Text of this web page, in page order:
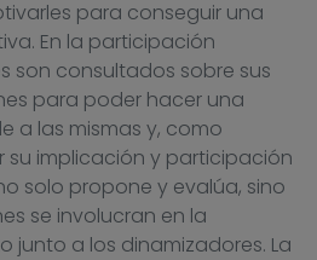
para conseguir una
En la participación
son consultados sobre sus
para poder hacer una
a las mismas y, como
su implicación y participación
solo propone y evalúa, sino
se involucran en la
junto a los dinamizadores. La